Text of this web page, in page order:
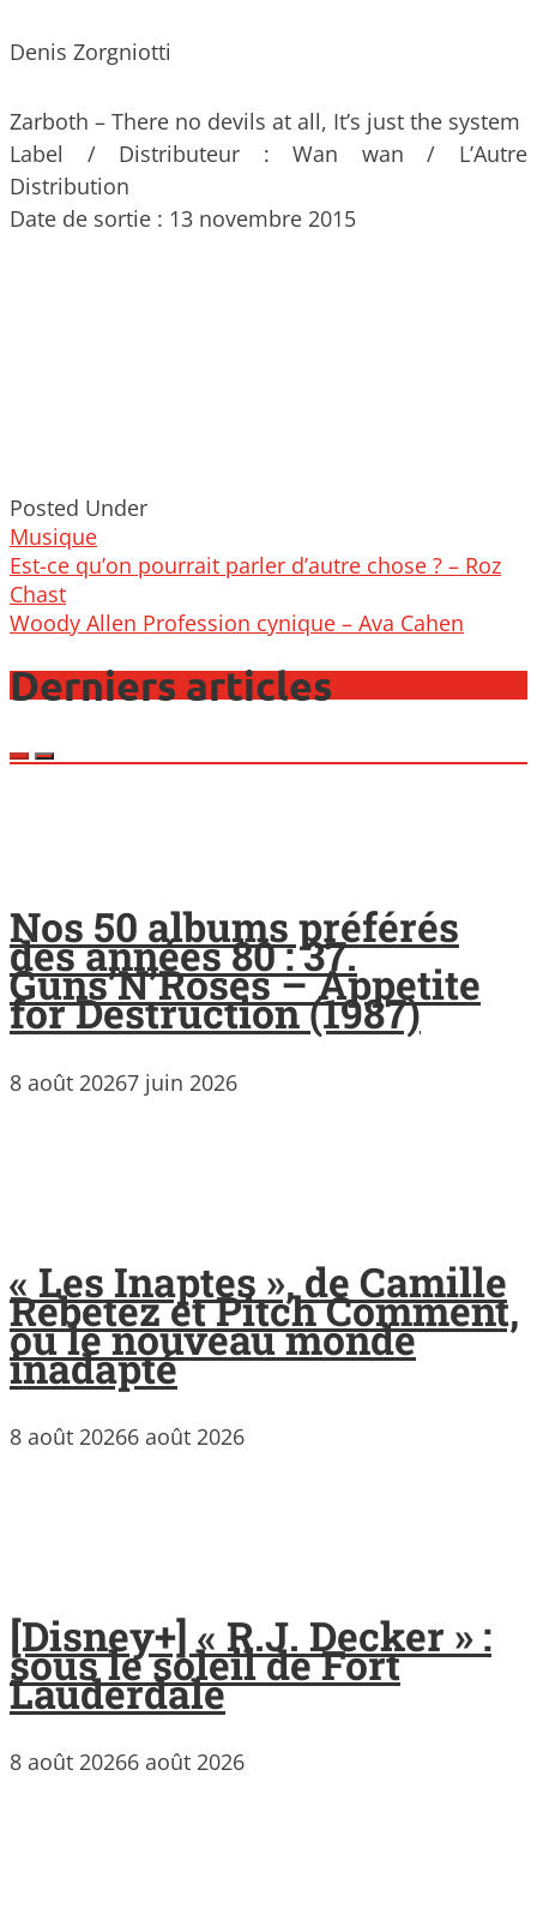
Denis Zorgniotti
Zarboth – There no devils at all, It’s just the system
Label / Distributeur : Wan wan / L’Autre
Distribution
Date de sortie : 13 novembre 2015
Posted Under
Musique
Post
navigation
Est-ce qu’on pourrait parler d’autre chose ? – Roz
Chast
Woody Allen Profession cynique – Ava Cahen
Derniers articles
Nos 50 albums préférés
des années 80 : 37.
Guns’N’Roses – Appetite
for Destruction (1987)
8 août 20267 juin 2026
« Les Inaptes », de Camille
Rebetez et Pitch Comment,
ou le nouveau monde
inadapté
8 août 20266 août 2026
[Disney+] « R.J. Decker » :
sous le soleil de Fort
Lauderdale
8 août 20266 août 2026